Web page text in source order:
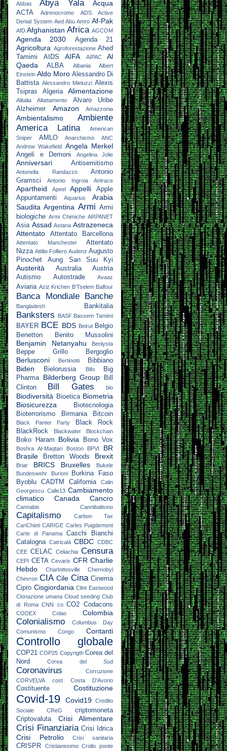
Abbas Abya Yala Acqua
ACTA Adrenocromo
ADS Active
Denial System Aed Abu Amro Af-Pak
AfD Afghanistan Africa AGCOM
Agenda 2030 Agenda 21
Agricoltura Agroforestazione Ahed
Tamimi
AIDS AIFA AIPAC
Al
Qaeda
ALBA Albania
Albert
Einstein Aldo Moro Alessandro Di
Battista Alessandro Mieluzzi Alexis
Tsipras
Algeria Alimentazione
Alitalia Allattamento
Alvaro Uribe
Alzheimer
Amazon Amazzonia
Ambientalismo
Ambiente
America Latina
American
Sniper
AMLO Anarchismo
ANC
Andrew Wakefield Angela Merkel
Angeli e Demoni Angelina Jolie
Anniversari Antisemitismo
Antonella Randazzo
Antonio
Gramsci
Antonio Ingroia Antrace
Apartheid Apeel Appelli
Apple
Appuntamenti
Aquarius
Arabia
Saudita Argentina Armi Armi
biologiche Armi Chimiche ARPANET
Asia Assad Astana Astrazeneca
Attentato
Attentato Barcellona
Attentato Manchester
Attentato
Nizza Attilio Folliero Audenz Augusto
Pinochet
Aung San Suu Kyi
Austerità Australia
Austria
Autismo
Autostrade Avaaz
Aviaria Aziz Krichen B’Tselem Balfour
Banca Mondiale Banche
Bangladesh Bankitalia
Banksters BASF Bassem Tamimi
BAYER BCE BDS Beirut Belgio
Benetton
Benito Mussolini
Benjamin Netanyahu Benlysta
Beppe Grillo Bergoglio
Berlusconi Bertinotti Bibbiano
Biden Bielorussia Bifo
Big
Pharma
Bilderberg Group
Bill
Clinton
Bill Gates bio
Biodiversità Bioetica Biometria
Biosicurezza
Biotecnologia
Bioterrorismo
Birmania Bitcoin
Black Panter Party
Black Rock
BlackRock
Blackwater Blockchain
Boko Haram Bolivia Bono Vox
Boshra Al-Maqtari Boston BPVI
BR
Brasile
Bretton Woods Brexit
Briar BRICS Bruxelles
Bukele
Bundeswehr
Burioni
Burkina Faso
Byoblu
CADTM California
Calin
Georgescu Calle13 Cambiamento
climatico
Canada Cancro
Cannabis Cannibalismo
Capitalismo
Carbon Tax
CariChieti CARIGE Carles Puigdemont
Carte di Panama
Caschi Bianchi
Catalogna Catricalà CBDC CDBC
CEE CELAC Celiachia Censura
CEPI CETA Cevarix CFR Charlie
Hebdo
Charlottesville
Chernobyl
Chevron CIA Cile Cina Cinema
Cipro Cisgiordania Clint Eastwood
Clonazione umana Cloud seeding Club
di Roma CNN co CO2 Codacons
CODEX Colao Colombia
Colonialismo
Columbus Day
Comunismo
Congo Contanti
Controllo globale
COP21 COP25 Copyrigth Corea del
Nord
Corea del Sud
Coronavirus
Corruzione
CORVELVA
cost Costa D'Avorio
Costituente Costituzione
Covid-19 Covid19
Credito
Sociale
CReG
criptomoneta
Criptovaluta
Crisi Alimentare
Crisi Finanziaria Crisi Idrica
Crisi Petrolio Crisi sanitaria
CRISPR Cristianesimo Crollo ponte